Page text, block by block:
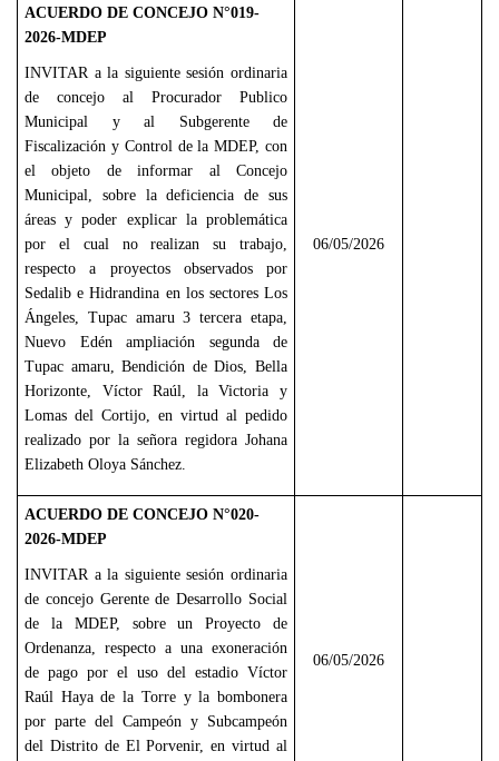
ACUERDO DE CONCEJO N°019-
2026-MDEP
INVITAR a la siguiente sesión ordinaria
de concejo al Procurador Publico
Municipal y al Subgerente de
Fiscalización y Control de la MDEP, con
el objeto de informar al Concejo
Municipal, sobre la deficiencia de sus
áreas y poder explicar la problemática
por el cual no realizan su trabajo,
respecto a proyectos observados por
Sedalib e Hidrandina en los sectores Los
Ángeles, Tupac amaru 3 tercera etapa,
Nuevo Edén ampliación segunda de
Tupac amaru, Bendición de Dios, Bella
Horizonte, Víctor Raúl, la Victoria y
Lomas del Cortijo, en virtud al pedido
realizado por la señora regidora Johana
Elizabeth Oloya Sánchez.
06/05/2026
ACUERDO DE CONCEJO N°020-
2026-MDEP
INVITAR a la siguiente sesión ordinaria
de concejo Gerente de Desarrollo Social
de la MDEP, sobre un Proyecto de
Ordenanza, respecto a una exoneración
de pago por el uso del estadio Víctor
Raúl Haya de la Torre y la bombonera
por parte del Campeón y Subcampeón
del Distrito de El Porvenir, en virtud al
06/05/2026